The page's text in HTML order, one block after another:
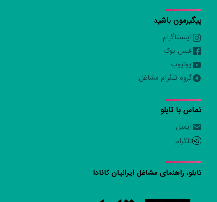
پیگیرمون باشید
اینستاگرام
فیس بوک
یوتیوب
گروه تلگرام مشاغل
تماس با تابلو
ایمیل
تلگرام
تابلو، راهنمای مشاغل ایرانیان کانادا